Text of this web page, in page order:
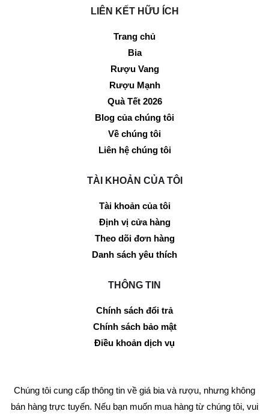
LIÊN KẾT HỮU ÍCH
Trang chủ
Bia
Rượu Vang
Rượu Mạnh
Quà Tết 2026
Blog của chúng tôi
Về chúng tôi
Liên hệ chúng tôi
TÀI KHOẢN CỦA TÔI
Tài khoản của tôi
Định vị cửa hàng
Theo dõi đơn hàng
Danh sách yêu thích
THÔNG TIN
Chính sách đổi trả
Chính sách bảo mật
Điều khoản dịch vụ
Chúng tôi cung cấp thông tin về giá bia và rượu, nhưng không
bán hàng trực tuyến. Nếu bạn muốn mua hàng từ chúng tôi, vui